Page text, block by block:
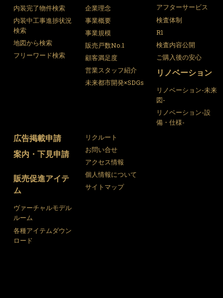
内装完了物件検索
内装中工事進捗状況
検索
地図から検索
フリーワード検索
企業理念
事業概要
事業規模
販売戸数No.1
顧客満足度
営業スタッフ紹介
未来都市開発×SDGs
アフターサービス
検査体制
R1
検査内容公開
ご購入後の安心
リノベーション
リノベーション-未来
図-
リノベーション-設
備・仕様-
広告掲載申請
案内・下見申請
販売促進アイテ
ム
ヴァーチャルモデル
ルーム
各種アイテムダウン
ロード
リクルート
お問い合せ
アクセス情報
個人情報について
サイトマップ